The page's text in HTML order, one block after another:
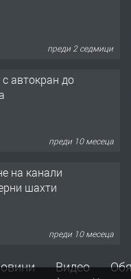
преди 2 седмици
с автокран до
преди 10 месеца
на канали
шахти
преди 10 месеца
на каналиВидео